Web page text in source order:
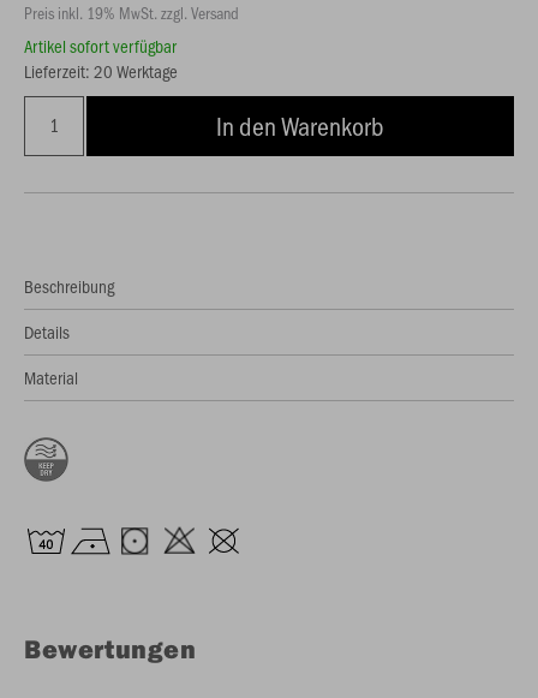
Preis inkl. 19% MwSt. zzgl. Versand
Artikel sofort verfügbar
Lieferzeit: 20 Werktage
In den Warenkorb
Beschreibung
Details
Material
Bewertungen